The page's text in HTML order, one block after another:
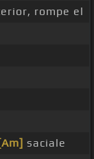
rompe el
[Am] saciale